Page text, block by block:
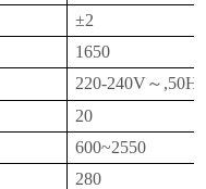
±2
1650
220-240V～ ,50H
20
600~2550
280